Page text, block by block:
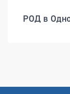
РОД в